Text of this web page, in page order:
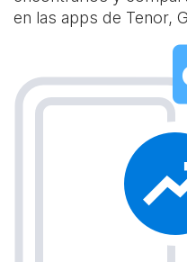
en las apps de Tenor,